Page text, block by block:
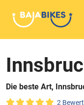
Die beste Art,
2